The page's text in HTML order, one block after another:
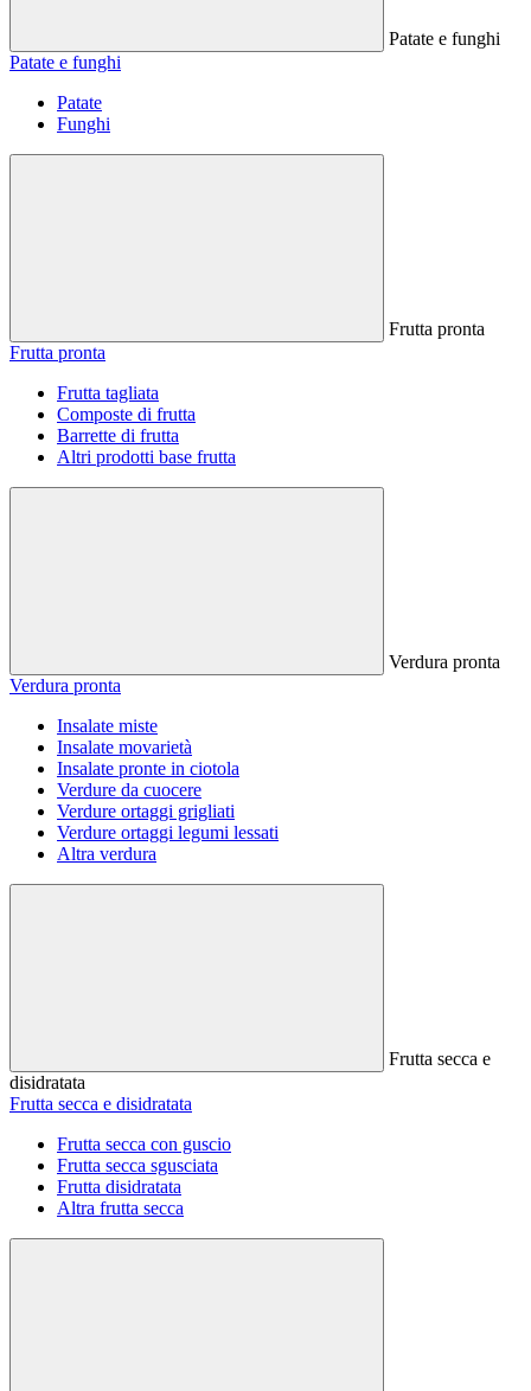
Patate e funghi
Patate e funghi
Patate
Funghi
Frutta pronta
Frutta pronta
Frutta tagliata
Composte di frutta
Barrette di frutta
Altri prodotti base frutta
Verdura pronta
Verdura pronta
Insalate miste
Insalate movarietà
Insalate pronte in ciotola
Verdure da cuocere
Verdure ortaggi grigliati
Verdure ortaggi legumi lessati
Altra verdura
Frutta secca e
disidratata
Frutta secca e disidratata
Frutta secca con guscio
Frutta secca sgusciata
Frutta disidratata
Altra frutta secca